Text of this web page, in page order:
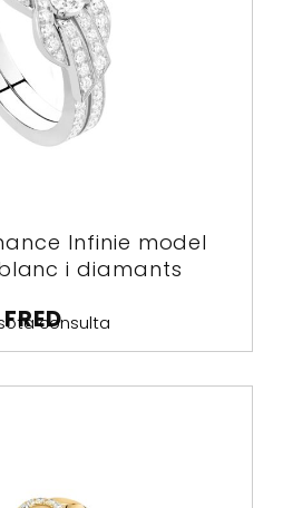
Infinie model
i diamants
FREDconsulta